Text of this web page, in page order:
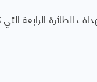
الطائرة الرابعة